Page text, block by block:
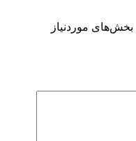
بخش‌های موردنیاز